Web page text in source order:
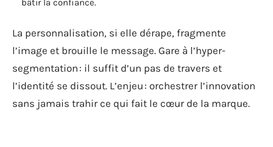
bâtir la confiance.
La personnalisation, si elle dérape, fragmente
l’image et brouille le message. Gare à l’hyper-
segmentation : il suffit d’un pas de travers et
l’identité se dissout. L’enjeu : orchestrer l’innovation
sans jamais trahir ce qui fait le cœur de la marque.